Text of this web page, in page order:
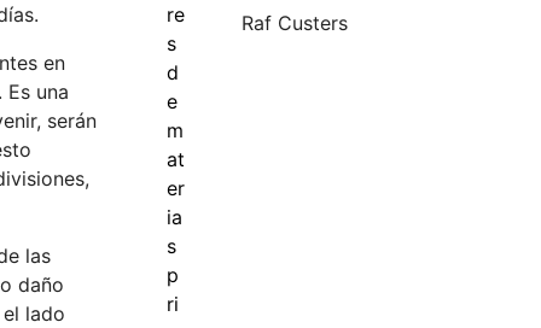
en
una
serán
las
daño
lado
Raf Custers